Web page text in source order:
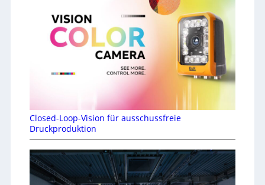
Closed-Loop-Vision für ausschussfreie
Druckproduktion